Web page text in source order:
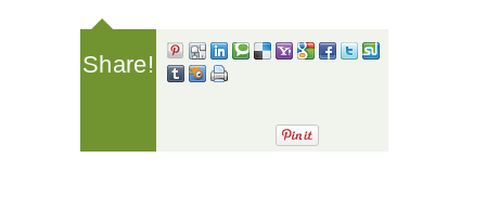
Share!